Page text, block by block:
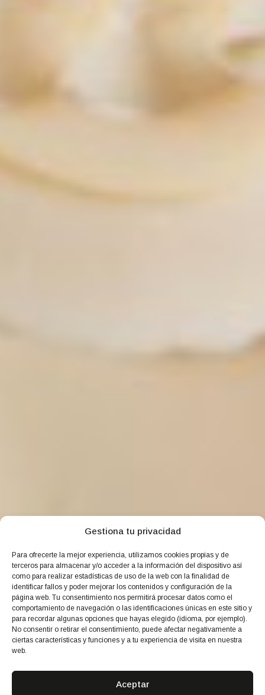
Gestiona tu privacidad
Para ofrecerte la mejor experiencia, utilizamos cookies propias y de
terceros para almacenar y/o acceder a la información del dispositivo así
como para realizar estadísticas de uso de la web con la finalidad de
identificar fallos y poder mejorar los contenidos y configuración de la
página web. Tu consentimiento nos permitirá procesar datos como el
comportamiento de navegación o las identificaciones únicas en este sitio y
para recordar algunas opciones que hayas elegido (idioma, por ejemplo).
No consentir o retirar el consentimiento, puede afectar negativamente a
ciertas características y funciones y a tu experiencia de visita en nuestra
web.
Aceptar
Catering para Eventos y Bodas en
Ibiza
reconocido por su excelencia y atención al detalle.
Organizamos todo tipo de celebraciones, desde